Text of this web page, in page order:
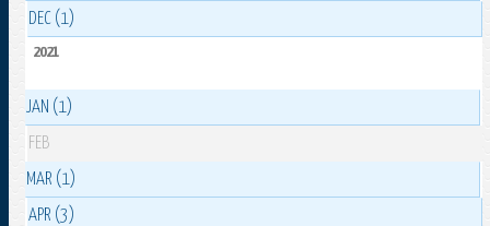
DEC (1)
2021
JAN (1)
FEB
MAR (1)
APR (3)